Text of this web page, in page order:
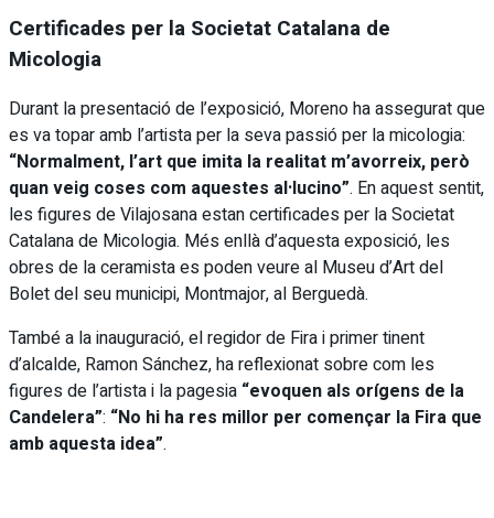
Certificades per la Societat Catalana de
Micologia
Durant la presentació de l’exposició, Moreno ha assegurat que
es va topar amb l’artista per la seva passió per la micologia:
“Normalment, l’art que imita la realitat m’avorreix, però
quan veig coses com aquestes al·lucino”. En aquest sentit,
les figures de Vilajosana estan certificades per la Societat
Catalana de Micologia. Més enllà d’aquesta exposició, les
obres de la ceramista es poden veure al Museu d’Art del
Bolet del seu municipi, Montmajor, al Berguedà.
També a la inauguració, el regidor de Fira i primer tinent
d’alcalde, Ramon Sánchez, ha reflexionat sobre com les
figures de l’artista i la pagesia “evoquen als orígens de la
Candelera”: “No hi ha res millor per començar la Fira que
amb aquesta idea”.